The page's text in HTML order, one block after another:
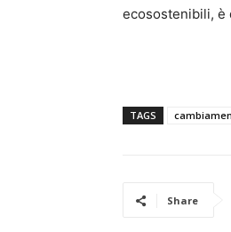
ecosostenibili, è
TAGS
Share